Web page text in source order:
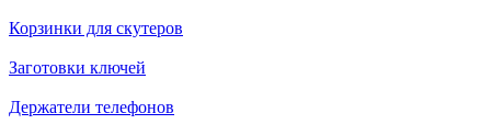
Корзинки для скутеров
Заготовки ключей
Держатели телефонов